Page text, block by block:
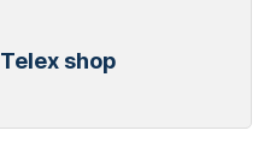
Telex shop